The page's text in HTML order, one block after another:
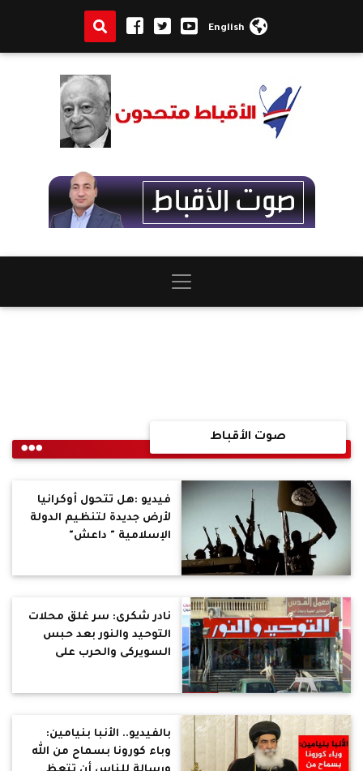
English
صوت الأقباط
فيديو :هل تتحول أوكرانيا
لأرض جديدة لتنظيم الدولة
الإسلامية " داعش"
نادر شكرى: سر غلق محلات
التوحيد والنور بعد حبس
السويركى والحرب على
بالفيديو.. الأنبا بنيامين:
وباء كورونا بسماح من الله